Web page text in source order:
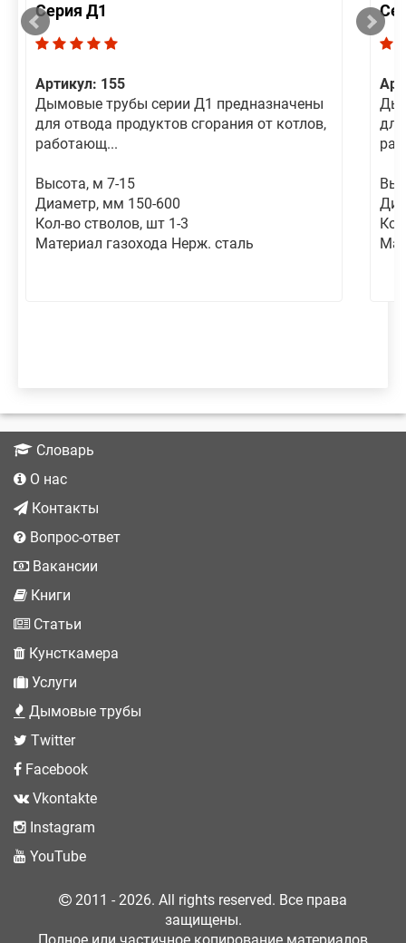
Серия Д1
Артикул: 155
Дымовые трубы серии Д1 предназначены
для отвода продуктов сгорания от котлов,
работающ...
Высота, м 7-15
Диаметр, мм 150-600
Кол-во стволов, шт 1-3
Материал газохода Нерж. сталь
Словарь
О нас
Контакты
Вопрос-ответ
Вакансии
Книги
Статьи
Кунсткамера
Услуги
Дымовые трубы
Twitter
Facebook
Vkontakte
Instagram
YouTube
2011 - 2026. All rights reserved. Все права
защищены.